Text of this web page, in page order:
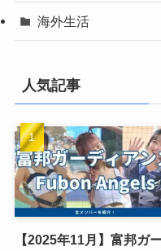
海外生活
人気記事
【2025年11月】富邦ガ